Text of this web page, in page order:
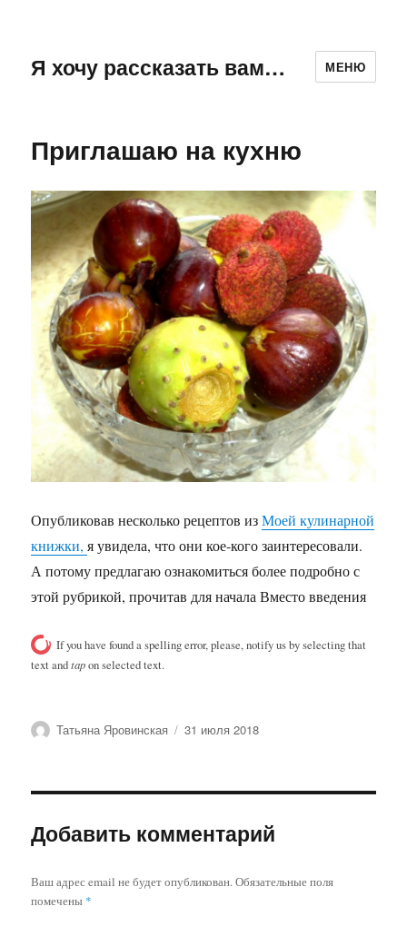
Я хочу рассказать вам… МЕНЮ
Приглашаю на кухню
Опубликовав несколько рецептов изМоей кулинарной
книжки,я увидела, что они кое-кого заинтересовали.
А потому предлагаю ознакомиться более подробно с
этой рубрикой, прочитав для начала Вместо введения
If you have found a spelling error, please, notify us by selecting that
text andtapon selected text.
Автор
Татьяна Яровинская Опубликовано
31 июля 2018
Добавить комментарий
Ваш адрес email не будет опубликован.Обязательные поля
помечены *